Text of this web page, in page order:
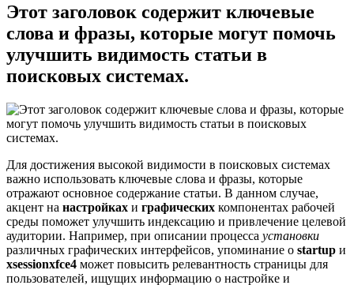
Этот заголовок содержит ключевые
слова и фразы, которые могут помочь
улучшить видимость статьи в
поисковых системах.
Для достижения высокой видимости в поисковых системах
важно использовать ключевые слова и фразы, которые
отражают основное содержание статьи. В данном случае,
акцент на настройках и графических компонентах рабочей
среды поможет улучшить индексацию и привлечение целевой
аудитории. Например, при описании процесса установки
различных графических интерфейсов, упоминание о startup и
xsessionxfce4 может повысить релевантность страницы для
пользователей, ищущих информацию о настройке и